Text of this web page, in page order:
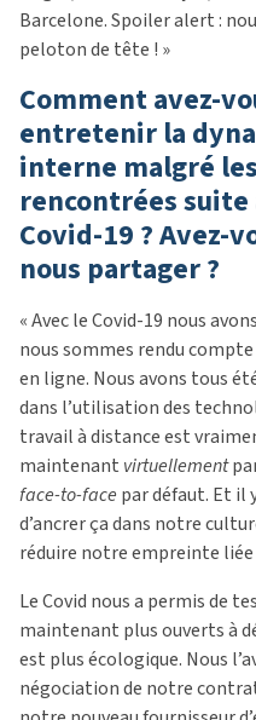
Barcelone. Spoiler alert :
peloton de tête ! »
Comment avez-
entretenir la
interne malgré
rencontrées suite
Covid-19 ? Avez-
nous partager ?
« Avec le Covid-19 nous
nous sommes rendu
en ligne. Nous avons tous
dans l’utilisation des
travail à distance est
maintenant virtuellement
face-to-face par défaut. Et il
d’ancrer ça dans notre
réduire notre empreinte liée
Le Covid nous a permis de
maintenant plus ouverts à
est plus écologique. Nous
négociation de notre